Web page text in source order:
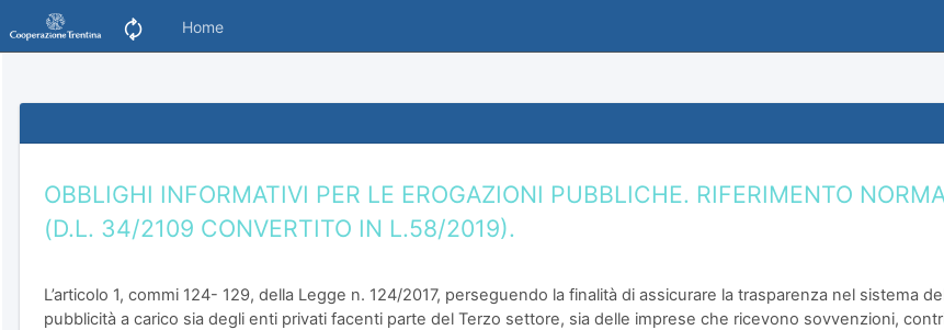
Home
OBBLIGHI INFORMATIVI PER LE EROGAZIONI PUBBLICHE. RIFERIMENTO
(D.L. 34/2109 CONVERTITO IN L.58/2019).
L’articolo 1, commi 124- 129, della Legge n. 124/2017, perseguendo la finalità di assicurare la trasparenza nel sistema
pubblicità a carico sia degli enti privati facenti parte del Terzo settore, sia delle imprese che ricevono sovvenzioni,